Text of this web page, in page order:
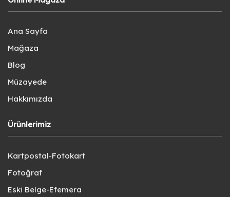
Ana Sayfa
Mağaza
Blog
Müzayede
Hakkımızda
Ürünlerimiz
Kartpostal-Fotokart
Fotoğraf
Eski Belge-Efemera